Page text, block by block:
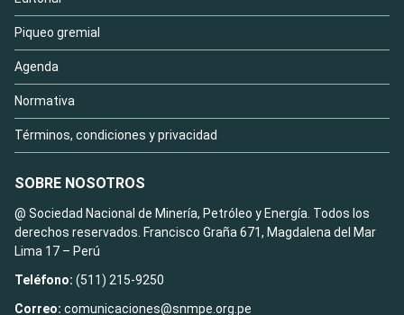
Piqueo gremial
Agenda
Normativa
Términos, condiciones y privacidad
SOBRE NOSOTROS
@ Sociedad Nacional de Minería, Petróleo y Energía. Todos los
derechos reservados. Francisco Graña 671, Magdalena del Mar
Lima 17 – Perú
Teléfono: (511) 215-9250
Correo: comunicaciones@snmpe.org.pe